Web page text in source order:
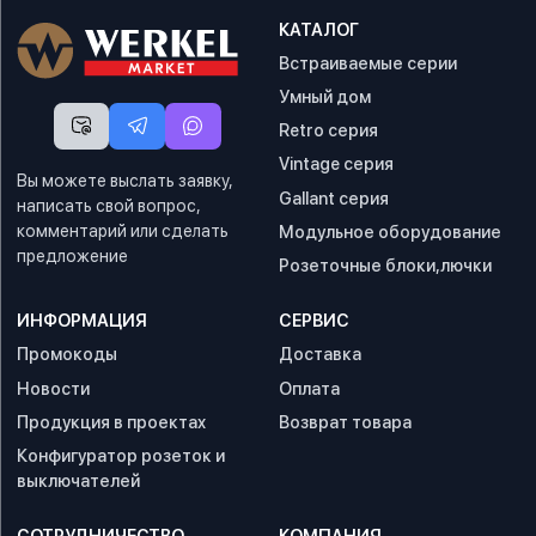
Вы можете выслать заявку,
написать свой вопрос,
комментарий или сделать
предложение
КАТАЛОГ
Встраиваемые серии
Умный дом
Retro серия
Vintage серия
Gallant серия
Модульное оборудование
Розеточные блоки,лючки
ИНФОРМАЦИЯ
Промокоды
Новости
Продукция в проектах
Конфигуратор розеток и
выключателей
СЕРВИС
Доставка
Оплата
Возврат товара